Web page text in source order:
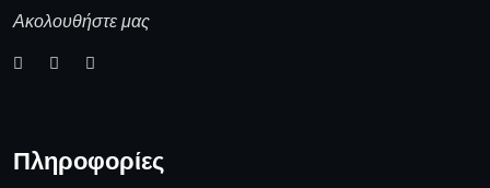
Ακολουθήστε μας
Πληροφορίες